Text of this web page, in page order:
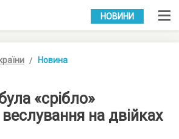
УКР РУС
НОВИНИ
Новина
«срібло»
на двійках